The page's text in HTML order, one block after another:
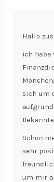
Hallo
ich
sich um
Schon
sehr
um mir